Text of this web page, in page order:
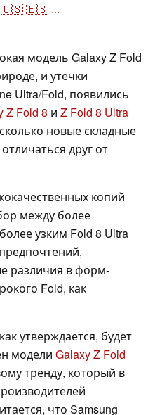
🇺🇸🇪🇸 ...
модель Galaxy Z Fold
и утечки
Ultra/Fold, появились
Z Fold 8 и Z Fold 8 Ultra
новые складные
друг от
копий
между более
узким Fold 8 Ultra
различия в форм-
Fold, как
утверждается, будет
модели Galaxy Z Fold
тренду, который в
что Samsung